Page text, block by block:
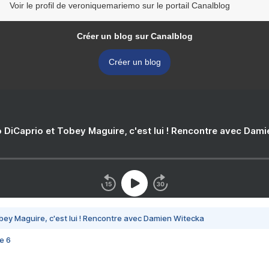
Voir le profil de veroniquemariemo sur le portail Canalblog
Créer un blog sur Canalblog
Créer un blog
DiCaprio et Tobey Maguire, c'est lui ! Rencontre avec
Maguire, c'est lui ! Rencontre avec Damien Witecka
6